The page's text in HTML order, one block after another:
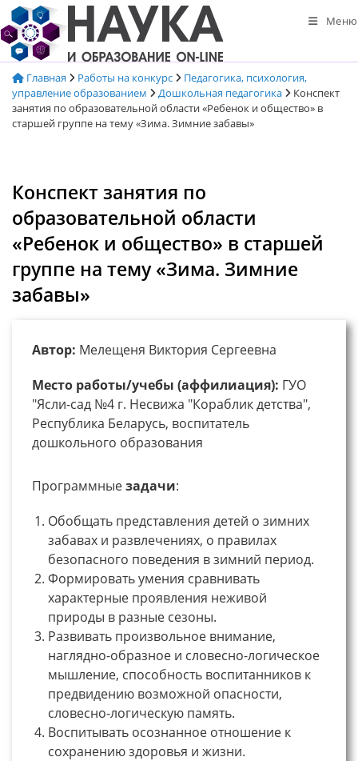
Перейти
к
содержимому
Меню
Главная Работы на конкурс
Педагогика, психология,
управление образованием
Дошкольная педагогика
Конспект
занятия по образовательной области «Ребенок и общество» в
старшей группе на тему «Зима. Зимние забавы»
Конспект занятия по
образовательной области
«Ребенок и общество» в старшей
группе на тему «Зима. Зимние
забавы»
Автор: Мелещеня Виктория Сергеевна
Место работы/учебы (аффилиация): ГУО
"Ясли-сад №4 г. Несвижа "Кораблик детства",
Республика Беларусь, воспитатель
дошкольного образования
Программныезадачи:
Обобщать представления детей о зимних
забавах и развлечениях, о правилах
безопасного поведения в зимний период.
Формировать умения сравнивать
характерные проявления неживой
природы в разные сезоны.
Развивать произвольное внимание,
наглядно-образное и словесно-логическое
мышление, способность воспитанников к
предвидению возможной опасности,
словесно-логическую память.
Воспитывать осознанное отношение к
сохранению здоровья и жизни.